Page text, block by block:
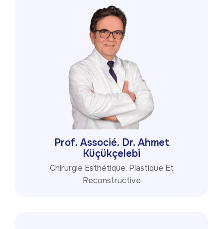
Prof. Associé. Dr. Ahmet
Küçükçelebi
Chirurgie Esthétique, Plastique Et
Reconstructive